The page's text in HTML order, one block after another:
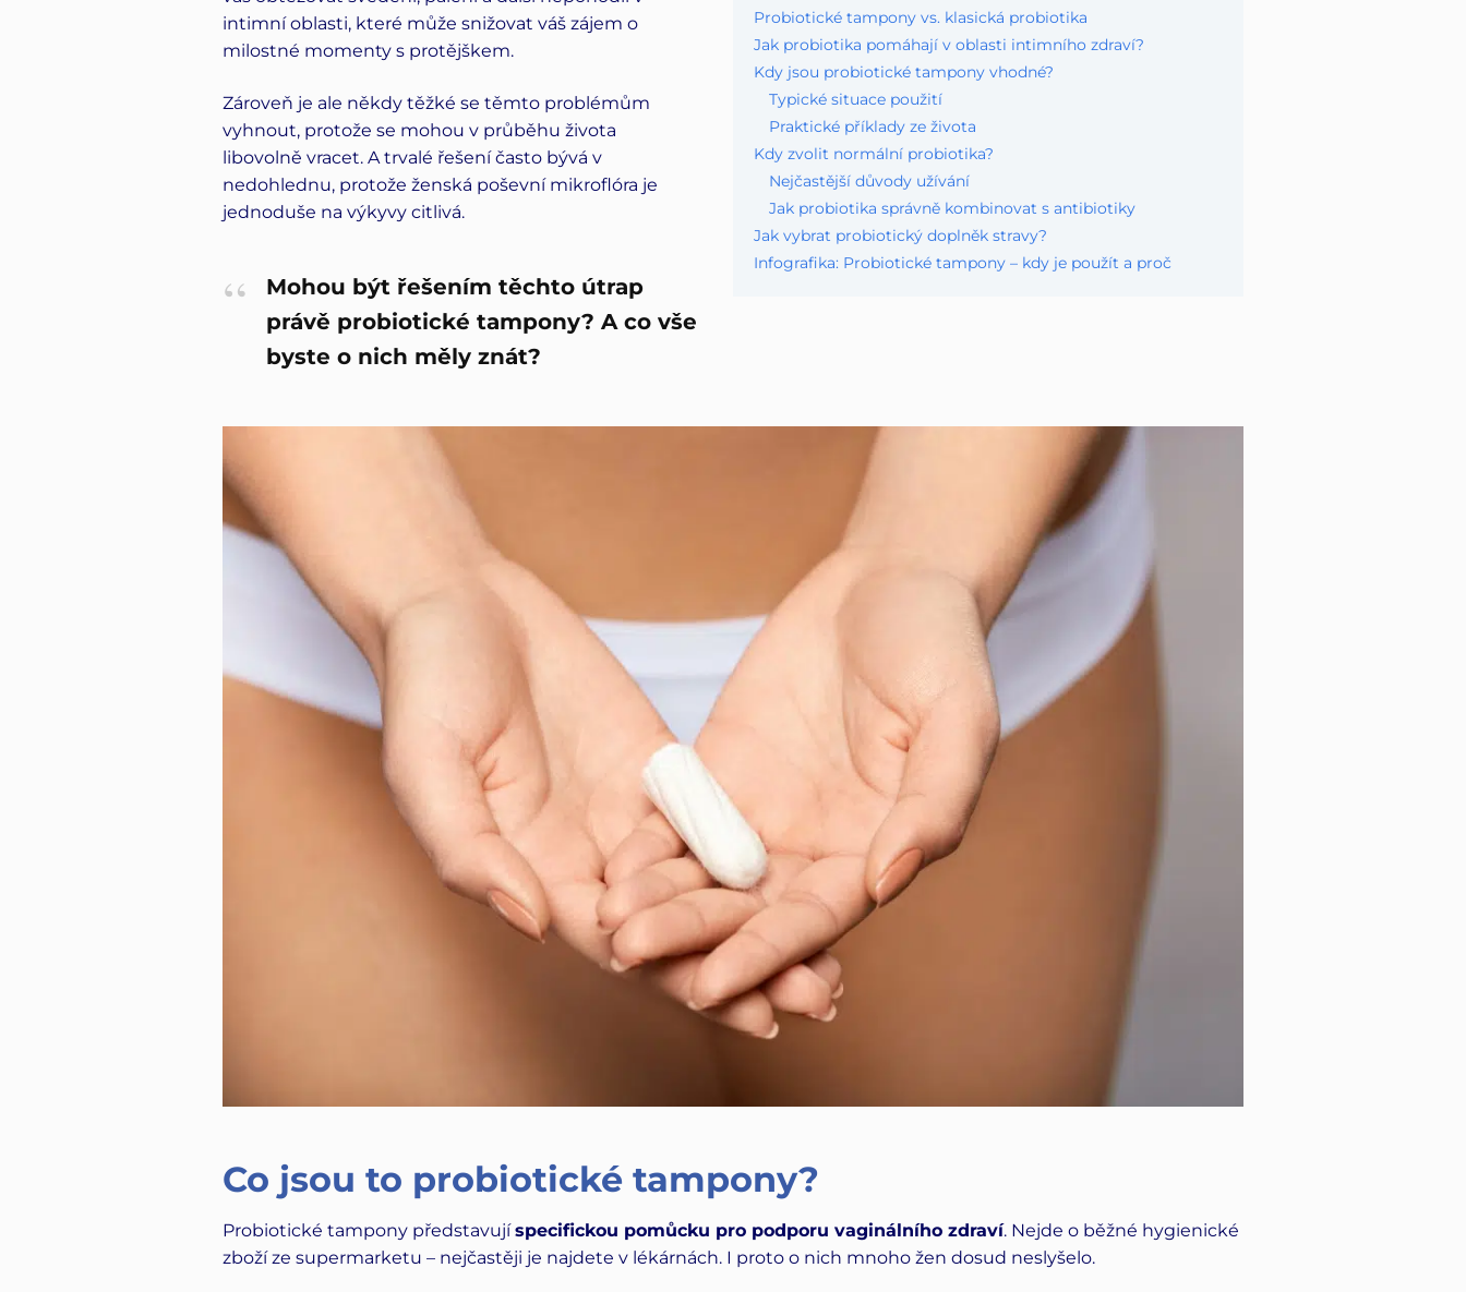
Probiotické tampony vs. klasická probiotika
Jak probiotika pomáhají v oblasti intimního zdraví?
Kdy jsou probiotické tampony vhodné?
Typické situace použití
Praktické příklady ze života
Kdy zvolit normální probiotika?
Nejčastější důvody užívání
Jak probiotika správně kombinovat s antibiotiky
Jak vybrat probiotický doplněk stravy?
Infografika: Probiotické tampony – kdy je použít a proč
intimní oblasti, které může snižovat váš zájem o
milostné momenty s protějškem.
Zároveň je ale někdy těžké se těmto problémům
vyhnout, protože se mohou v průběhu života
libovolně vracet. A trvalé řešení často bývá v
nedohlednu, protože ženská poševní mikroflóra je
jednoduše na výkyvy citlivá.
Mohou být řešením těchto útrap
právě probiotické tampony? A co vše
byste o nich měly znát?
Co jsou to probiotické tampony?
Probiotické tampony představujíspecifickou pomůcku pro podporu vaginálního zdraví. Nejde o běžné hygienické
zboží ze supermarketu – nejčastěji je najdete v lékárnách. I proto o nich mnoho žen dosud neslyšelo.